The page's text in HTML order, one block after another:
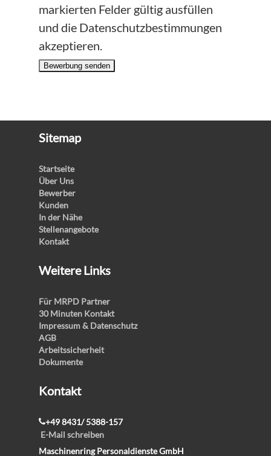
markierten Felder gültig ausfüllen
und die Datenschutzbestimmungen
akzeptieren.
Bewerbung senden
Sitemap
Startseite
Über Uns
Bewerber
Kunden
In der Nähe
Stellenangebote
Kontakt
Weitere Links
Für MRPD Partner
30 Minuten Kontakt
Impressum & Datenschutz
AGB
Arbeitssicherheit
Dokumente
Kontakt
+49 8431/ 5388-157
E-Mail schreiben
Maschinenring Personaldienste GmbH